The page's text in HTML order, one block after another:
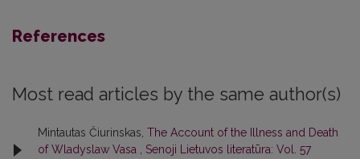
References
Most read articles by the same author(s)
Mintautas Čiurinskas, The Account of the Illness and Death
of Wladyslaw Vasa , Senoji Lietuvos literatūra: Vol. 57